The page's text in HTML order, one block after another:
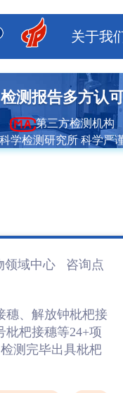
关于我
检测报告多方认
第三方检测机构
科学检测研究所 科学严
领域中心 咨询点
穗、解放钟枇杷接
枇杷接穗等24+项
测完毕出具枇杷